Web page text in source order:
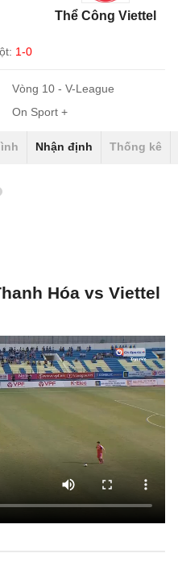
Thể Công Viettel
1-0
Vòng 10 - V-League
On Sport +
Nhận định Thống kê
Hóa vs Viettel